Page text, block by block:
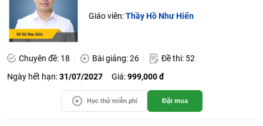
Giáo viên:Thầy Hồ Như Hiển
Chuyên đề: 18 Bài giảng: 26
Đề thi: 52
Ngày hết hạn:31/07/2027 Giá:999,000 đ
Học thử miễn phí Đặt mua